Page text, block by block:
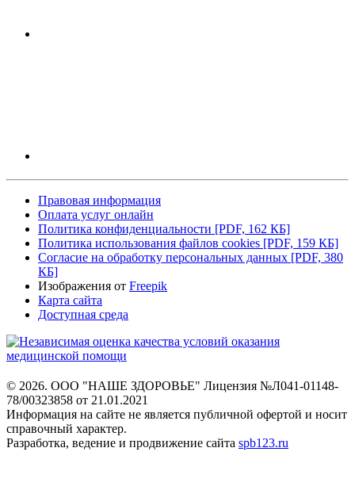
Правовая информация
Оплата услуг онлайн
Политика конфиденциальности [PDF, 162 КБ]
Политика использования файлов cookies [PDF, 159 КБ]
Согласие на обработку персональных данных [PDF, 380
КБ]
Изображения от Freepik
Карта сайта
Доступная среда
© 2026. ООО "НАШЕ ЗДОРОВЬЕ" Лицензия №Л041-01148-
78/00323858 от 21.01.2021
Информация на сайте не является публичной офертой и носит
справочный характер.
Разработка, ведение и продвижение сайта spb123.ru